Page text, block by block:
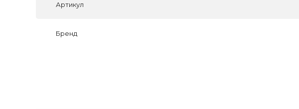
Артикул
Бренд